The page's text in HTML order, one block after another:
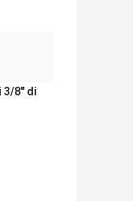
3/8" di